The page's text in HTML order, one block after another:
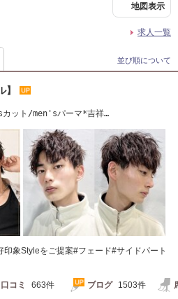
地図表示
求人一覧
並び順について
カット/men'sパーマ*吉祥
象Styleをご提案#フェード#サイドパート
口コミ 663件 ブログ 1503件